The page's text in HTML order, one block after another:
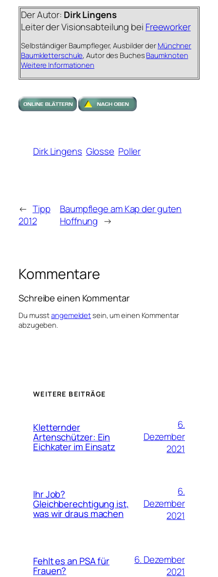
Der Autor: Dirk Lingens
Leiter der Visionsabteilung bei Freeworker
Selbständiger Baumpfleger, Ausbilder der Münchner
Baumkletterschule, Autor des Buches Baumknoten
Weitere Informationen
Dirk Lingens Glosse Poller
← Tipp
2012
Baumpflege am Kap der guten
Hoffnung →
Kommentare
Schreibe einen Kommentar
Du musstangemeldetsein, um einen Kommentar
abzugeben.
WEITERE BEITRÄGE
Kletternder
Artenschützer: Ein
Eichkater im Einsatz
6.
Dezember
2021
Ihr Job?
Gleichberechtigung ist,
was wir draus machen
6.
Dezember
2021
Fehlt es an PSA für
Frauen?
6. Dezember
2021